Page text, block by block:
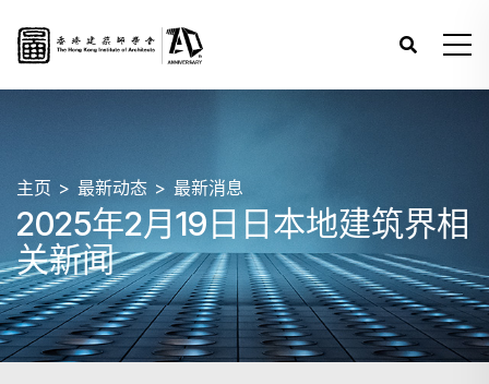
主页 最新动态 最新消息
2025年2月19日日本地建筑界相
关新闻